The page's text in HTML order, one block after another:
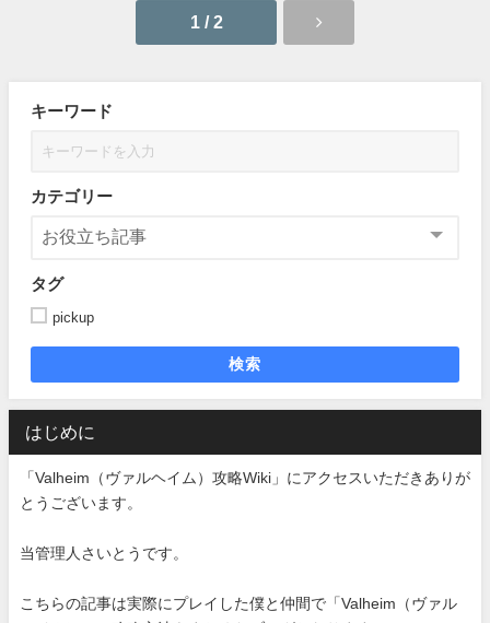
1 / 2
キーワード
カテゴリー
タグ
pickup
検索
はじめに
「Valheim（ヴァルヘイム）攻略Wiki」にアクセスいただきありが
とうございます。
当管理人さいとうです。
こちらの記事は実際にプレイした僕と仲間で「Valheim（ヴァル